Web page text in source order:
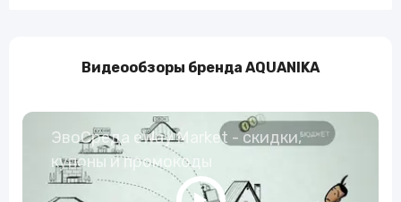
Видеообзоры бренда AQUANIKA
ЭвоСреда eWay Market - скидки,
купоны и промокоды